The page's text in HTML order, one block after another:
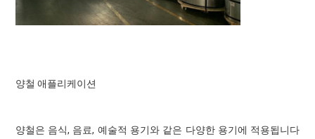
양철 애플리케이션
양철은 음식, 음료, 예술적 용기와 같은 다양한 용기에 적용됩니다